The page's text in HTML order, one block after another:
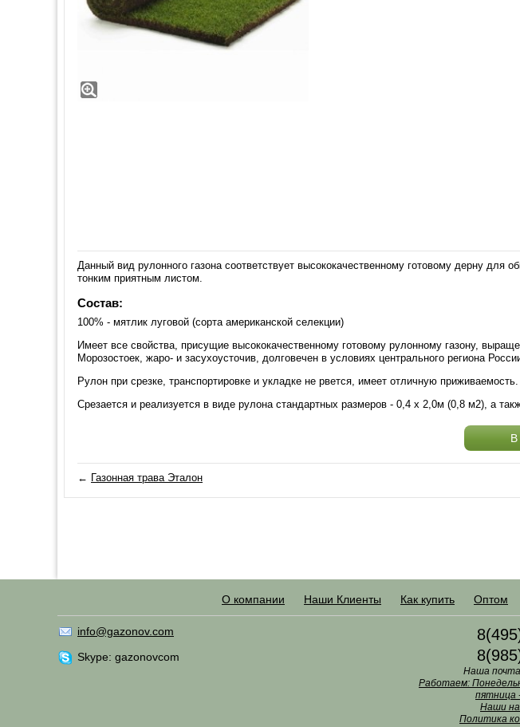
Данный вид рулонного газона соответствует высококачественному готовому дерну для
тонким приятным листом.
Состав:
100% - мятлик луговой (сорта американской селекции)
Имеет все свойства, присущие высококачественному готовому рулонному газону,
Морозостоек, жаро- и засухоусточив, долговечен в условиях центрального региона
Рулон при срезке, транспортировке и укладке не рвется, имеет отличную приживаемость.
Срезается и реализуется в виде рулона стандартных размеров - 0,4 х 2,0м (0,8 м2), а
В
← Газонная трава Эталон
О компании Наши Клиенты Как купить Оптом
info@gazonov.com
Skype: gazonovcom
Наша почта
Работаем:
пятница
Наши
Политика